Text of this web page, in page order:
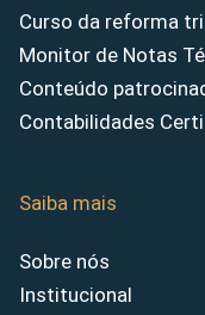
Curso da reforma
Monitor de Notas
Conteúdo
Contabilidades
Saiba mais
Sobre nós
Institucional